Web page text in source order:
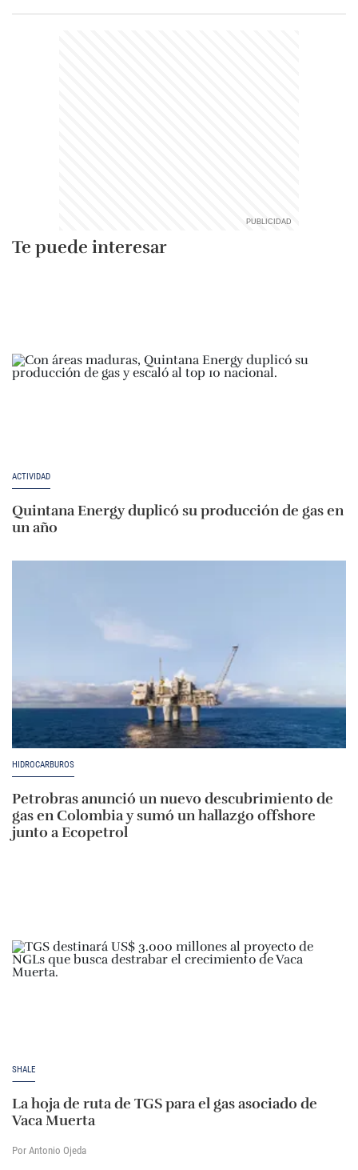
Te puede interesar
ACTIVIDAD
Quintana Energy duplicó su producción de gas en
un año
HIDROCARBUROS
Petrobras anunció un nuevo descubrimiento de
gas en Colombia y sumó un hallazgo offshore
junto a Ecopetrol
SHALE
La hoja de ruta de TGS para el gas asociado de
Vaca Muerta
Por Antonio Ojeda